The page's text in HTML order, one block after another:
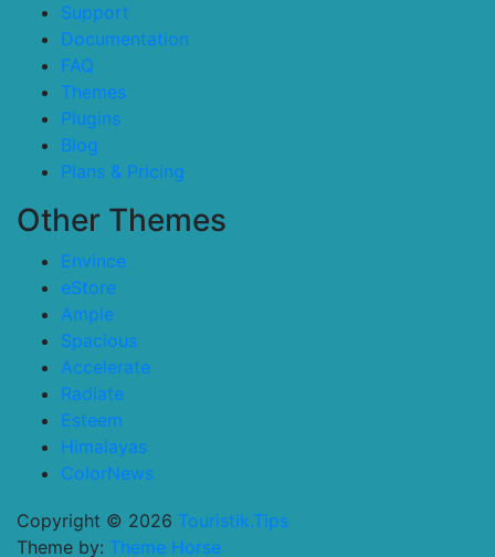
Support
Documentation
FAQ
Themes
Plugins
Blog
Plans & Pricing
Other Themes
Envince
eStore
Ample
Spacious
Accelerate
Radiate
Esteem
Himalayas
ColorNews
Copyright © 2026 Touristik.Tips
Theme by: Theme Horse